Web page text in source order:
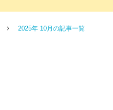
2025年 10月の記事一覧